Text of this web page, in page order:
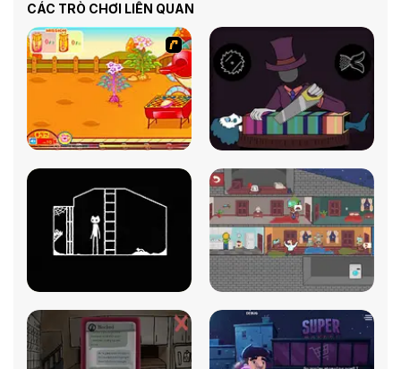
CÁC TRÒ CHƠI LIÊN QUAN